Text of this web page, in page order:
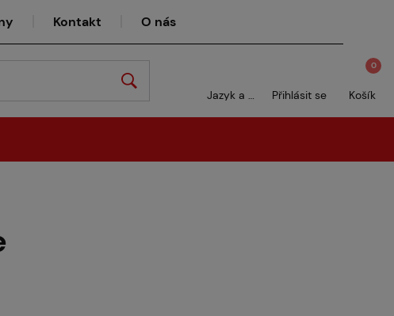
Kontakt O nás
Jazyk a měna Přihlásit se
0
Košík